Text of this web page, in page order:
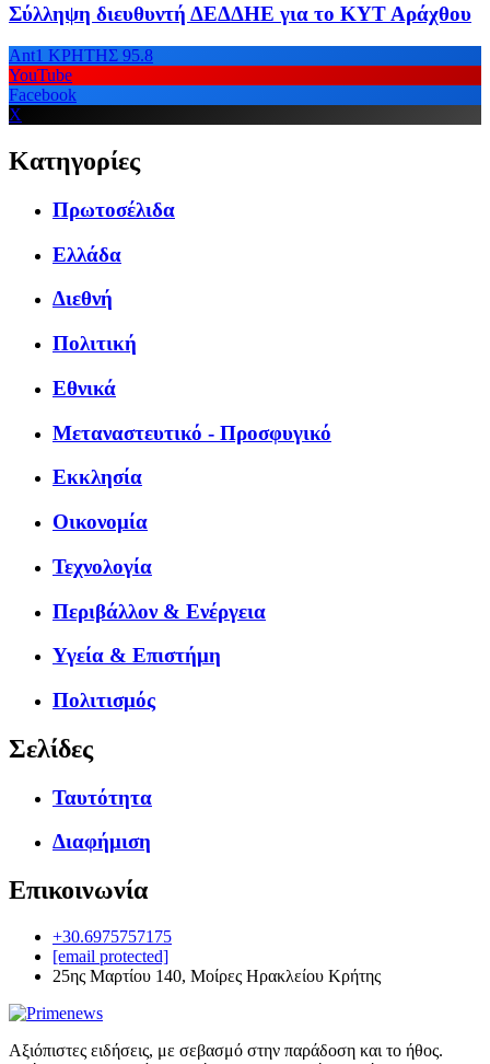
Σύλληψη διευθυντή ΔΕΔΔΗΕ για το ΚΥΤ Αράχθου
Ant1 ΚΡΗΤΗΣ 95.8
YouTube
Facebook
X
Κατηγορίες
Πρωτοσέλιδα
Ελλάδα
Διεθνή
Πολιτική
Εθνικά
Μεταναστευτικό - Προσφυγικό
Εκκλησία
Οικονομία
Τεχνολογία
Περιβάλλον & Ενέργεια
Υγεία & Επιστήμη
Πολιτισμός
Σελίδες
Ταυτότητα
Διαφήμιση
Επικοινωνία
+30.6975757175
[email protected]
25ης Μαρτίου 140, Μοίρες Ηρακλείου Κρήτης
Αξιόπιστες ειδήσεις, με σεβασμό στην παράδοση και το ήθος.